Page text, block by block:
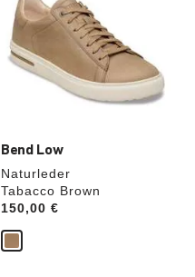
Bend Low
Naturleder
Tabacco Brown
Price:
150,00 €
Farben
werden
die
Produktbilder
aktualisiert.